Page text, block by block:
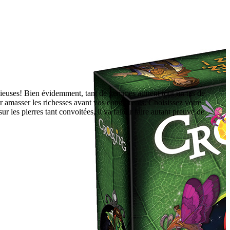
Bien évidemment, tant de gemmes attirent tout un tas de
les richesses avant vos concurrents. Choisissez votre
les pierres tant convoitées, il va falloir faire autant preuve de